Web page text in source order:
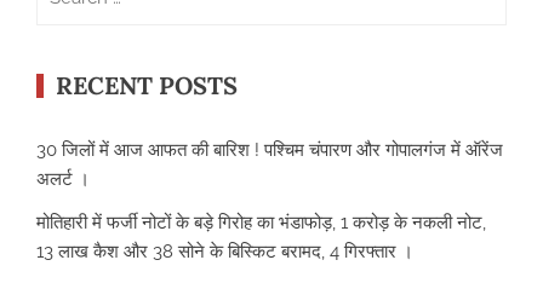
RECENT POSTS
30 जिलों में आज आफत की बारिश ! पश्चिम चंपारण और गोपालगंज में ऑरेंज
अलर्ट ।
मोतिहारी में फर्जी नोटों के बड़े गिरोह का भंडाफोड़, 1 करोड़ के नकली नोट,
13 लाख कैश और 38 सोने के बिस्किट बरामद, 4 गिरफ्तार ।